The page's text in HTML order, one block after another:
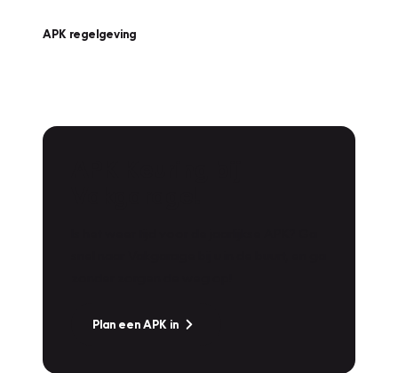
APK regelgeving
Plan een APK in